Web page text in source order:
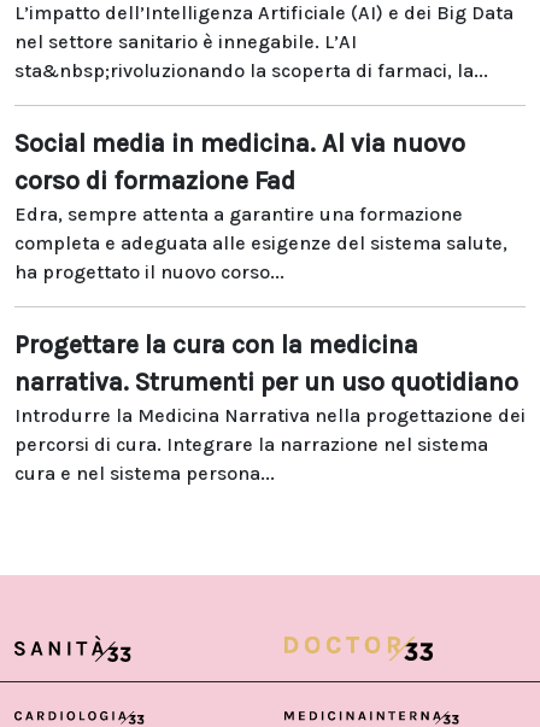
L’impatto dell’Intelligenza Artificiale (AI) e dei Big Data
nel settore sanitario è innegabile. L’AI
sta&nbsp;rivoluzionando la scoperta di farmaci, la...
Social media in medicina. Al via nuovo
corso di formazione Fad
Edra, sempre attenta a garantire una formazione
completa e adeguata alle esigenze del sistema salute,
ha progettato il nuovo corso...
Progettare la cura con la medicina
narrativa. Strumenti per un uso quotidiano
Introdurre la Medicina Narrativa nella progettazione dei
percorsi di cura. Integrare la narrazione nel sistema
cura e nel sistema persona...